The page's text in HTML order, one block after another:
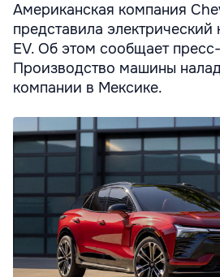
Американская компания
представила
EV. Об этом сообщает
Производство машины
компании в Мексике.